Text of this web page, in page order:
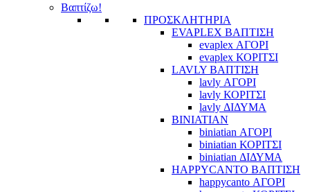
Βαπτίζω!
ΠΡΟΣΚΛΗΤΗΡΙΑ
EVAPLEX ΒΑΠΤΙΣΗ
evaplex ΑΓΟΡΙ
evaplex ΚΟΡΙΤΣΙ
LAVLY ΒΑΠΤΙΣΗ
lavly ΑΓΟΡΙ
lavly ΚΟΡΙΤΣΙ
lavly ΔΙΔΥΜΑ
BINIATIAN
biniatian ΑΓΟΡΙ
biniatian ΚΟΡΙΤΣΙ
biniatian ΔΙΔΥΜΑ
HAPPYCANTO ΒΑΠΤΙΣΗ
happycanto ΑΓΟΡΙ